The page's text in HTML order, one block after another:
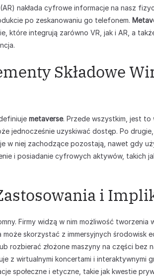
nakłada cyfrowe informacje na nasz
po zeskanowaniu go telefonem.
które integrują zarówno VR, jak i AR, a
Składowe
metaverse. Przede wszystkim, jest to
jednocześnie uzyskiwać dostęp. Po
w niej zachodzące pozostają, nawet gdy
i posiadanie cyfrowych aktywów, takich
i
Firmy widzą w nim możliwość tworzenia
może skorzystać z immersyjnych środowisk
rozbierać złożone maszyny na części bez
z wirtualnymi koncertami i interaktywnymi
społeczne i etyczne, takie jak kwestie